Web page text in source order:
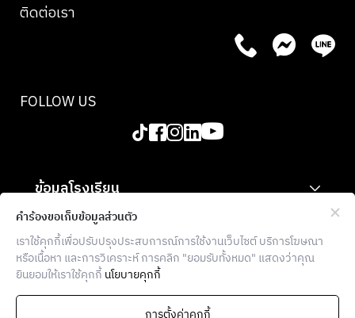
THE FOOD SCHOOL BANGKOK
936 โครงการบล็อก 28 ตึก E ซอยจุฬา 7
ข้อมูลโรงเรียน
สำหรับองค์กร
ข้อมูลเพิ่มเติม
ติดต่อเรา
FOLLOW US
คำร้องขอเก็บข้อมูลส่วนตัว
เราใช้คุกกี้เพื่อปรับปรุงประสบการณ์การใช้งานเว็บไซต์ บริการโฆษณา
หรือเนื้อหา และการวิเคราะห์ การคลิก "ยอมรับทั้งหมด" แสดงว่าคุณ
ยินยอมให้เราใช้คุกกี้นโยบายคุกกี้
การตั้งค่าคุกกี้